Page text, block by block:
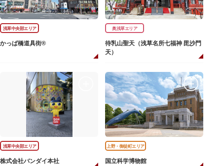
浅草中央部エリア
かっぱ橋道具街®
奥浅草エリア
待乳山聖天（浅草名所七福神 毘沙門
天）
浅草中央部エリア
株式会社バンダイ本社
上野・御徒町エリア
国立科学博物館